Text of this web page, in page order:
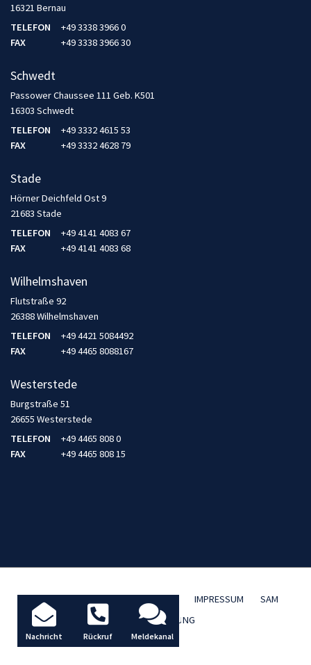
Nachricht Rückruf Meldekanal
16321 Bernau
TELEFON
+49 3338 3966 0
FAX
+49 3338 3966 30
Schwedt
Passower Chaussee 111 Geb. K501
16303 Schwedt
TELEFON
+49 3332 4615 53
FAX
+49 3332 4628 79
Stade
Hörner Deichfeld Ost 9
21683 Stade
TELEFON
+49 4141 4083 67
FAX
+49 4141 4083 68
Wilhelmshaven
Flutstraße 92
26388 Wilhelmshaven
TELEFON
+49 4421 5084492
FAX
+49 4465 8088167
Westerstede
Burgstraße 51
26655 Westerstede
TELEFON
+49 4465 808 0
FAX
+49 4465 808 15
AKTUELLES / BLOG DATENSCHUTZ IMPRESSUM
SAM
TBD FERNWARTUNG